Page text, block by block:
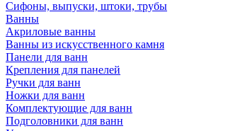
Сифоны, выпуски, штоки, трубы
Ванны
Акриловые ванны
Ванны из искусственного камня
Панели для ванн
Крепления для панелей
Ручки для ванн
Ножки для ванн
Комплектующие для ванн
Подголовники для ванн